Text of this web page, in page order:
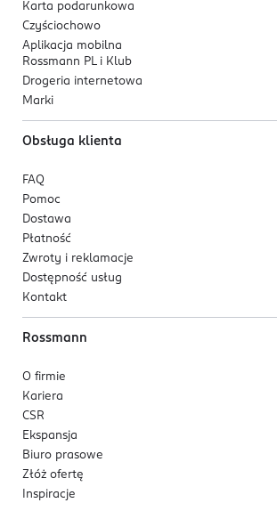
Karta podarunkowa
Czyściochowo
Aplikacja mobilna
Rossmann PL i Klub
Drogeria internetowa
Marki
Obsługa klienta
FAQ
Pomoc
Dostawa
Płatność
Zwroty i reklamacje
Dostępność usług
Kontakt
Rossmann
O firmie
Kariera
CSR
Ekspansja
Biuro prasowe
Złóż ofertę
Inspiracje